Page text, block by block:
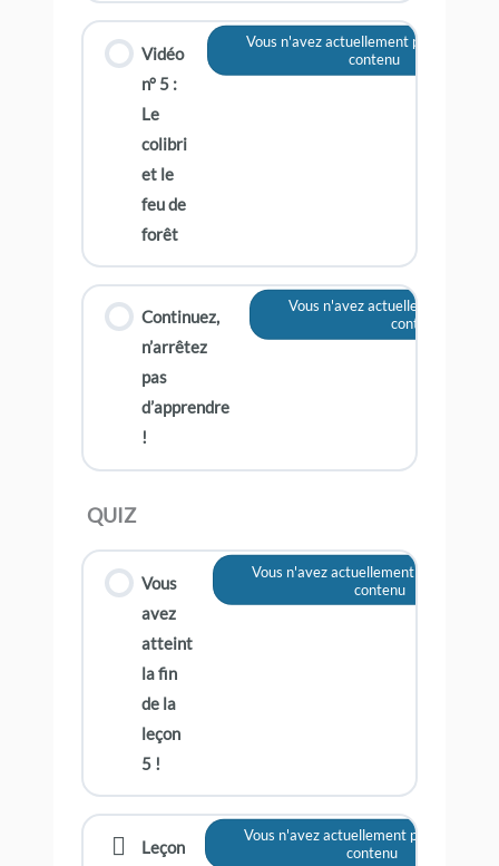
Vidéo
n° 5 :
Le
colibri
et le
feu de
forêt
Vous n'avez actuellement pas accès à
contenu
Continuez,
n’arrêtez
pas
d’apprendre
!
Vous n'avez actuellement pas
contenu
QUIZ
Vous
avez
atteint
la fin
de la
leçon
5 !
Vous n'avez actuellement pas accès à
contenu
Leçon
Vous n'avez actuellement pas accès à
contenu